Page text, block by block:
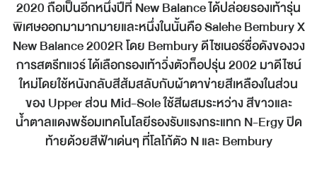
2020 ถือเป็นอีกหนึ่งปีที่ New Balance ได้ปล่อยรองเท้ารุ่น
พิเศษออกมามากมายและหนึ่งในนั้นคือ Salehe Bembury X
New Balance 2002R โดย Bembury ดีไซเนอร์ชื่อดังของวง
การสตรีทแวร์ ได้เลือกรองเท้าวิ่งตัวท็อปรุ่น 2002 มาดีไซน์
ใหม่โดยใช้หนังกลับสีส้มสลับกับผ้าตาข่ายสีเหลืองในส่วน
ของ Upper ส่วน Mid-Sole ใช้สีผสมระหว่าง สีขาวและ
น้ำตาลแดงพร้อมเทคโนโลยีรองรับแรงกระแทก N-Ergy ปิด
ท้ายด้วยสีฟ้าเด่นๆ ที่โลโก้ตัว N และ Bembury